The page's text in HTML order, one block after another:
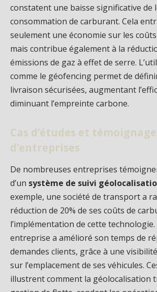
constatent une baisse significative de
consommation de carburant. Cela
seulement une économie sur les
mais contribue également à la
émissions de gaz à effet de serre.
comme le géofencing permet de
livraison sécurisées, augmentant
diminuant l’empreinte carbone.
Cas d’études et
d’entreprises
De nombreuses entreprises
d’un système de suivi
exemple, une société de transport a
réduction de 20% de ses coûts de
l’implémentation de cette
entreprise a amélioré son temps de
demandes clients, grâce à une
sur l’emplacement de ses véhicules.
illustrent comment la géolocalisation